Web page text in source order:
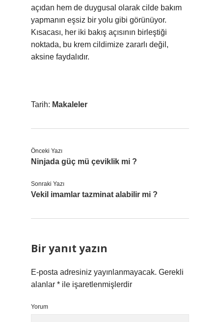
açıdan hem de duygusal olarak cilde bakım
yapmanın eşsiz bir yolu gibi görünüyor.
Kısacası, her iki bakış açısının birleştiği
noktada, bu krem cildimize zararlı değil,
aksine faydalıdır.
Tarih: Makaleler
Önceki Yazı
Ninjada güç mü çeviklik mi ?
Sonraki Yazı
Vekil imamlar tazminat alabilir mi ?
Bir yanıt yazın
E-posta adresiniz yayınlanmayacak. Gerekli
alanlar * ile işaretlenmişlerdir
Yorum